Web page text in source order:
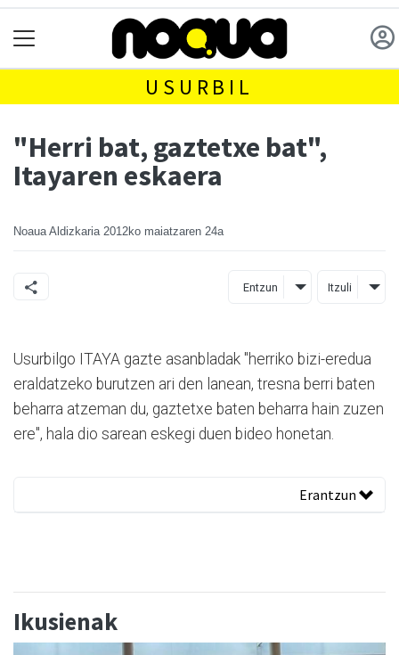
USURBIL
"Herri bat, gaztetxe bat",
Itayaren eskaera
Noaua Aldizkaria 2012ko maiatzaren 24a
Entzun Itzuli
Usurbilgo ITAYA gazte asanbladak "herriko bizi-eredua
eraldatzeko burutzen ari den lanean, tresna berri baten
beharra atzeman du, gaztetxe baten beharra hain zuzen
ere", hala dio sarean eskegi duen bideo honetan.
Erantzun
Ikusienak